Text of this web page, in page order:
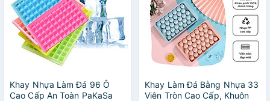
Khay Nhựa Làm Đá 96 Ô
Cao Cấp An Toàn PaKaSa
Khay Làm Đá Bằng Nhựa 33
Viên Tròn Cao Cấp, Khuôn